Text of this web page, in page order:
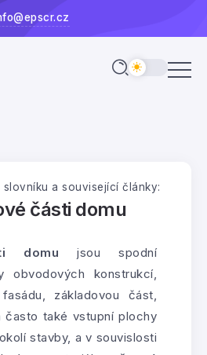
slovníku a související články:
části domu
domu jsou spodní
obvodových konstrukcí,
základovou část,
často také vstupní plochy
stavby, a v souvislosti